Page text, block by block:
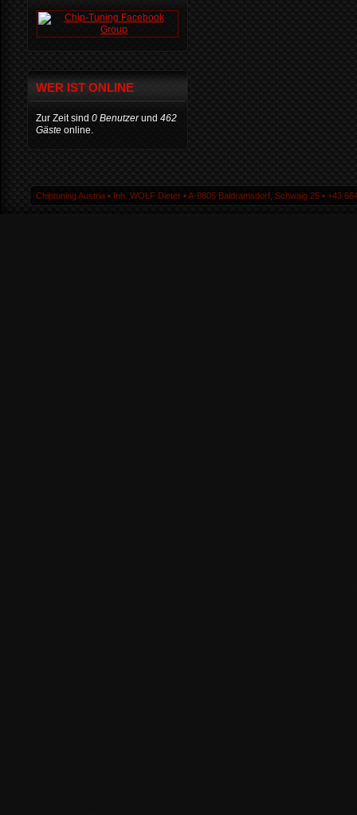
WER IST ONLINE
Zur Zeit sind 0 Benutzerund 462
Gäste online.
Chiptuning Austria ▪ Inh. WOLF Dieter ▪ A-9805 Baldramsdorf, Schwaig 25 ▪ +43